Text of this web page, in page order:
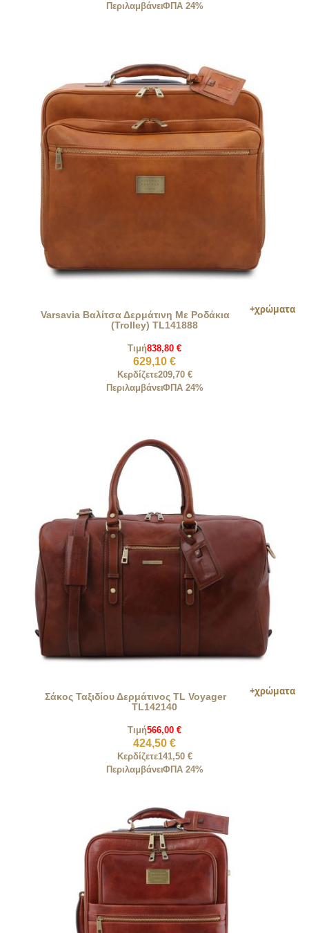
ΠεριλαμβάνειΦΠΑ 24%
Varsavia Βαλίτσα Δερμάτινη Με Ροδάκια
(Trolley) TL141888
Τιμή838,80 €
629,10 €
Κερδίζετε209,70 €
ΠεριλαμβάνειΦΠΑ 24%
Σάκος Ταξιδίου Δερμάτινος TL Voyager
TL142140
Τιμή566,00 €
424,50 €
Κερδίζετε141,50 €
ΠεριλαμβάνειΦΠΑ 24%